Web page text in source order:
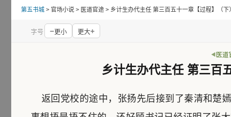
第五书城 > 官场小说 > 医道官途 > 乡计生办代主任 第三百五十一章【过程】（下）
字号 −更小 更大+
医道
乡计生办代主任 第三百
返回党校的途中，张扬先后接到了秦清和楚